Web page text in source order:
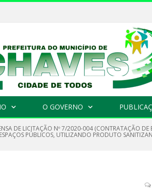
O GOVERNO
DE LICITAÇÃO Nº 7/2020-004 (CONTRATAÇÃO DE
PÚBLICOS, UTILIZANDO PRODUTO